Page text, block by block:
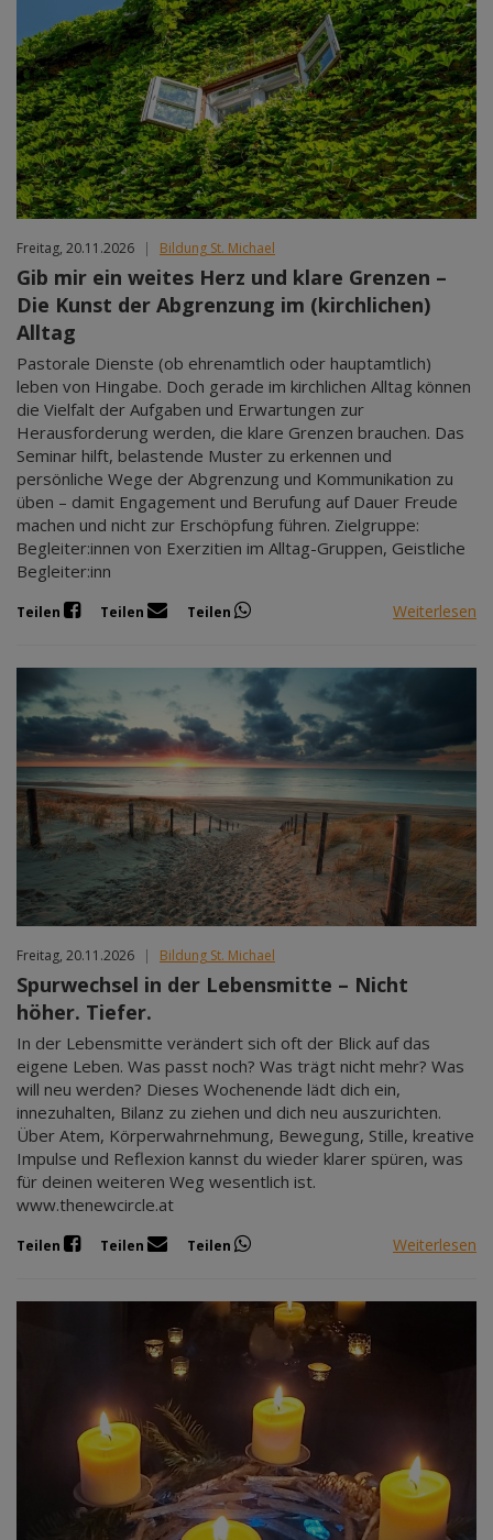
Freitag, 20.11.2026 | Bildung St. Michael
Gib mir ein weites Herz und klare Grenzen –
Die Kunst der Abgrenzung im (kirchlichen)
Alltag
Pastorale Dienste (ob ehrenamtlich oder hauptamtlich)
leben von Hingabe. Doch gerade im kirchlichen Alltag können
die Vielfalt der Aufgaben und Erwartungen zur
Herausforderung werden, die klare Grenzen brauchen. Das
Seminar hilft, belastende Muster zu erkennen und
persönliche Wege der Abgrenzung und Kommunikation zu
üben – damit Engagement und Berufung auf Dauer Freude
machen und nicht zur Erschöpfung führen. Zielgruppe:
Begleiter:innen von Exerzitien im Alltag-Gruppen, Geistliche
Begleiter:inn
Teilen Teilen Teilen Weiterlesen
Freitag, 20.11.2026 | Bildung St. Michael
Spurwechsel in der Lebensmitte – Nicht
höher. Tiefer.
In der Lebensmitte verändert sich oft der Blick auf das
eigene Leben. Was passt noch? Was trägt nicht mehr? Was
will neu werden? Dieses Wochenende lädt dich ein,
innezuhalten, Bilanz zu ziehen und dich neu auszurichten.
Über Atem, Körperwahrnehmung, Bewegung, Stille, kreative
Impulse und Reflexion kannst du wieder klarer spüren, was
für deinen weiteren Weg wesentlich ist.
www.thenewcircle.at
Teilen Teilen Teilen Weiterlesen